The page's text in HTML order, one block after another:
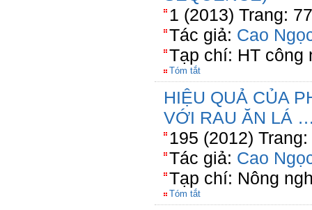
1 (2013) Trang: 77
Tác giả: Cao
Tạp chí: HT công
Tóm tắt
HIỆU QUẢ CỦA
VỚI RAU ĂN LÁ
195 (2012)
Tác giả: Cao
Tạp chí: Nông
Tóm tắt